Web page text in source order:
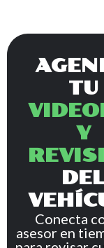
TU
Y
Conecta
asesor en